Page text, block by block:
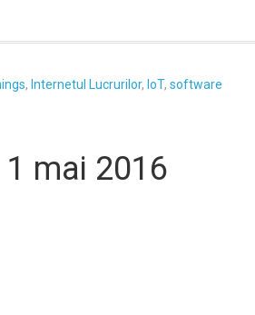
, Internetul Lucrurilor, IoT, software
mai 2016